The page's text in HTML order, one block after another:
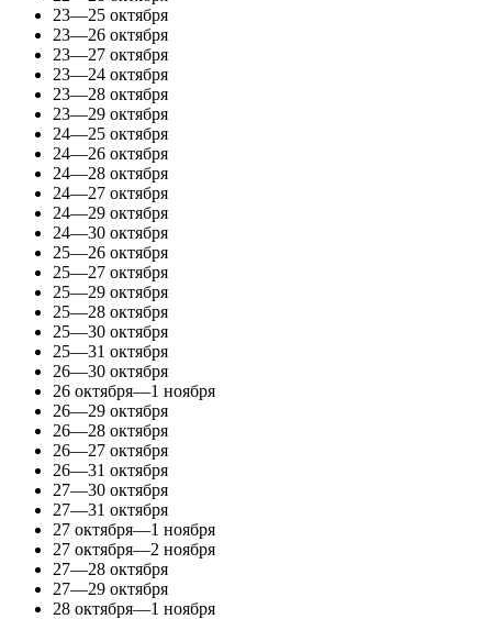
23—25 октября
23—26 октября
23—27 октября
23—24 октября
23—28 октября
23—29 октября
24—25 октября
24—26 октября
24—28 октября
24—27 октября
24—29 октября
24—30 октября
25—26 октября
25—27 октября
25—29 октября
25—28 октября
25—30 октября
25—31 октября
26—30 октября
26 октября—1 ноября
26—29 октября
26—28 октября
26—27 октября
26—31 октября
27—30 октября
27—31 октября
27 октября—1 ноября
27 октября—2 ноября
27—28 октября
27—29 октября
28 октября—1 ноября